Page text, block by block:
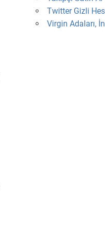
Twitter Gizli
Virgin Adaları,